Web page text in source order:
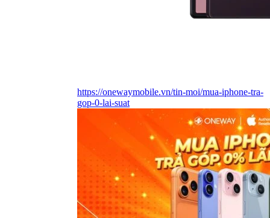
https://onewaymobile.vn/tin-moi/mua-iphone-tra-
gop-0-lai-suat